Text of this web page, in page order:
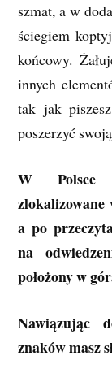
szmat, a w
ściegiem
końcowy.
innych
tak jak
poszerzyć
W
a po
na
położony w
Nawiązując
znaków masz